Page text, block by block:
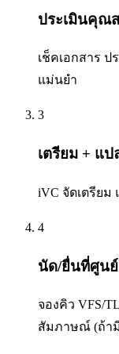
ประเมินคุณ
เช็คเอกสาร ป
แม่นยำ
3
เตรียม + แป
iVC จัดเตรีย
4
นัด/ยื่นที่ศูนย์
จองคิว VFS/
สัมภาษณ์ (ถ้า